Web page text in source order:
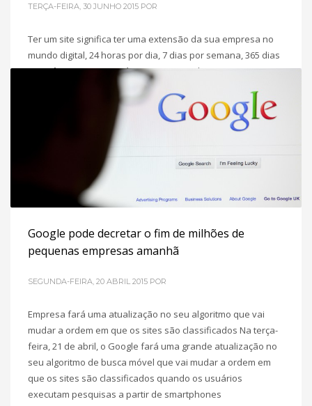
TERÇA-FEIRA, 30 JUNHO 2015 POR
Ter um site significa ter uma extensão da sua empresa no
mundo digital, 24 horas por dia, 7 dias por semana, 365 dias
por mês correto? Mas já parou para avaliar se o seu site
está atualizado, com informações corretas, se é responsivo
e se está agradando seu cliente final? Pois bem! Por conta
AGÊNCIA MARKETING DIGITAL PARA PME´S
Google pode decretar o fim de milhões de
pequenas empresas amanhã
SEGUNDA-FEIRA, 20 ABRIL 2015 POR
Empresa fará uma atualização no seu algoritmo que vai
mudar a ordem em que os sites são classificados Na terça-
feira, 21 de abril, o Google fará uma grande atualização no
seu algoritmo de busca móvel que vai mudar a ordem em
que os sites são classificados quando os usuários
executam pesquisas a partir de smartphones